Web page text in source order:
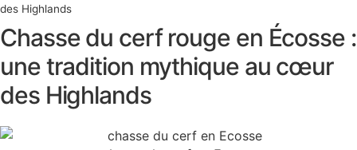
des Highlands
Chasse du cerf rouge en Écosse :
une tradition mythique au cœur
des Highlands